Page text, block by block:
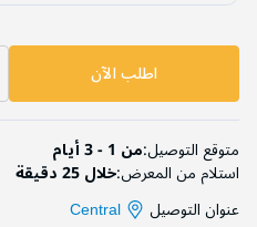
اطلب الآن
متوقع التوصيل:من 1 - 3 أيام
استلام من المعرض:خلال 25 دقيقة
عنوان التوصيل
Central